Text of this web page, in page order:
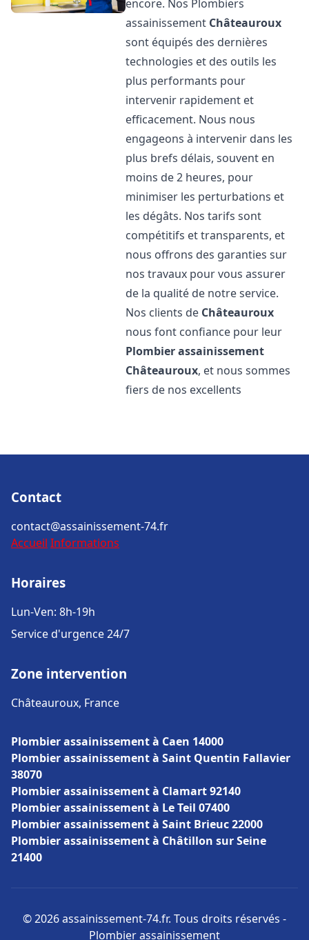
encore. Nos Plombiers
assainissement Châteauroux
sont équipés des dernières
technologies et des outils les
plus performants pour
intervenir rapidement et
efficacement. Nous nous
engageons à intervenir dans les
plus brefs délais, souvent en
moins de 2 heures, pour
minimiser les perturbations et
les dégâts. Nos tarifs sont
compétitifs et transparents, et
nous offrons des garanties sur
nos travaux pour vous assurer
de la qualité de notre service.
Nos clients de Châteauroux
nous font confiance pour leur
Plombier assainissement
Châteauroux, et nous sommes
fiers de nos excellents
Contact
contact@assainissement-74.fr
Accueil Informations
Horaires
Lun-Ven: 8h-19h
Service d'urgence 24/7
Zone intervention
Châteauroux, France
Plombier assainissement à Caen 14000
Plombier assainissement à Saint Quentin Fallavier
38070
Plombier assainissement à Clamart 92140
Plombier assainissement à Le Teil 07400
Plombier assainissement à Saint Brieuc 22000
Plombier assainissement à Châtillon sur Seine
21400
© 2026 assainissement-74.fr. Tous droits réservés -
Plombier assainissement